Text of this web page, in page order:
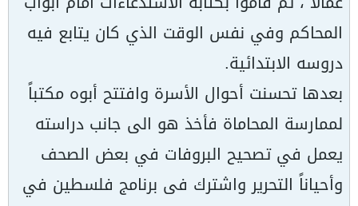
المحاكم وفي نفس الوقت الذي كان يتابع فيه
دروسه الابتدائية.
بعدها تحسنت أحوال الأسرة وافتتح أبوه مكتباً
لممارسة المحاماة فأخذ هو الى جانب دراسته
يعمل في تصحيح البروفات في بعض الصحف
وأحياناً التحرير واشترك فى برنامج فلسطين في